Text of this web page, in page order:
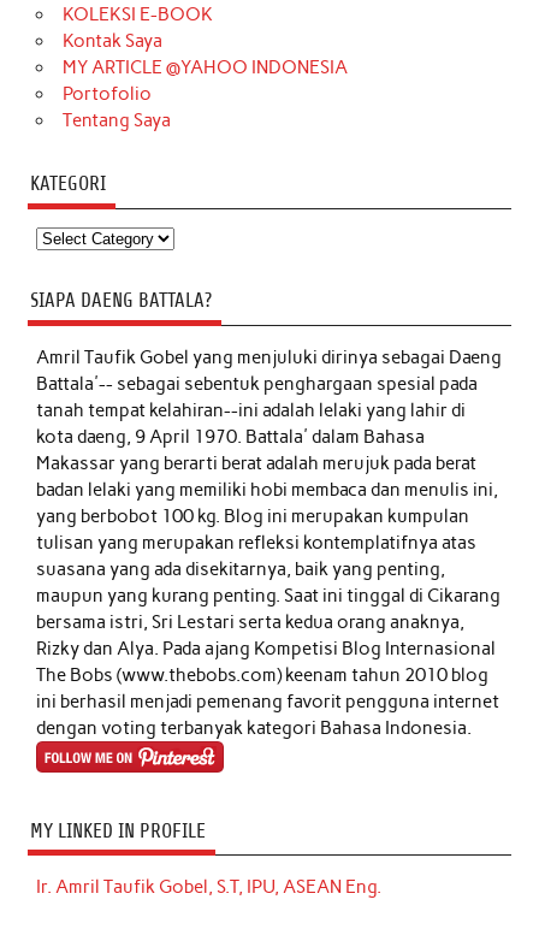
KOLEKSI E-BOOK
Kontak Saya
MY ARTICLE @YAHOO INDONESIA
Portofolio
Tentang Saya
KATEGORI
Kategori
SIAPA DAENG BATTALA?
Amril Taufik Gobelyang menjuluki dirinya sebagai Daeng
Battala'-- sebagai sebentuk penghargaan spesial pada
tanah tempat kelahiran--ini adalah lelaki yang lahir di
kota daeng, 9 April 1970. Battala' dalam Bahasa
Makassar yang berarti berat adalah merujuk pada berat
badan lelaki yang memiliki hobi membaca dan menulis ini,
yang berbobot 100 kg. Blog ini merupakan kumpulan
tulisan yang merupakan refleksi kontemplatifnya atas
suasana yang ada disekitarnya, baik yang penting,
maupun yang kurang penting. Saat ini tinggal di Cikarang
bersama istri, Sri Lestari serta kedua orang anaknya,
Rizky dan Alya. Pada ajang Kompetisi Blog Internasional
The Bobs (www.thebobs.com) keenam tahun 2010 blog
ini berhasil menjadi pemenang favorit pengguna internet
dengan voting terbanyak kategori Bahasa Indonesia.
MY LINKED IN PROFILE
Ir. Amril Taufik Gobel, S.T, IPU, ASEAN Eng.